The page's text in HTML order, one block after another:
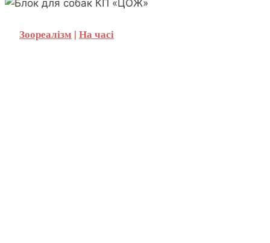
Зоореалізм | На часі